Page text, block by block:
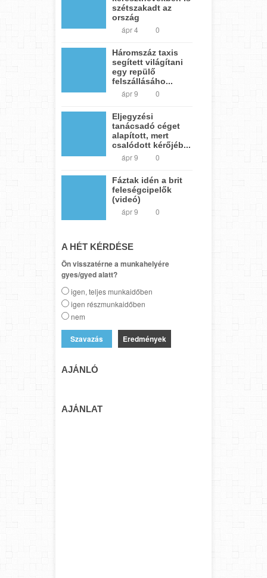
szétszakadt az
ország
ápr 4 0
Háromszáz taxis
segített világítani
egy repülő
felszállásáho...
ápr 9 0
Eljegyzési
tanácsadó céget
alapított, mert
csalódott kérőjéb...
ápr 9 0
Fáztak idén a brit
feleségcipelők
(videó)
ápr 9 0
A HÉT KÉRDÉSE
Ön visszatérne a munkahelyére
gyes/gyed alatt?
igen, teljes munkaidőben
igen részmunkaidőben
nem
Eredmények
AJÁNLÓ
AJÁNLAT